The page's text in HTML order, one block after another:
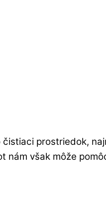
prostriedok,
však môže